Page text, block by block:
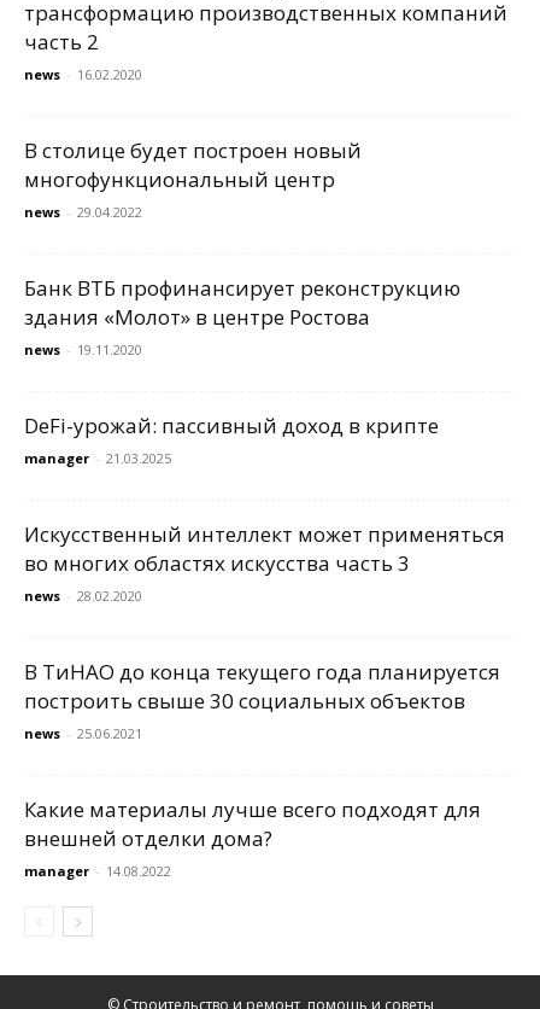
трансформацию производственных компаний
часть 2
news - 16.02.2020
В столице будет построен новый
многофункциональный центр
news - 29.04.2022
Банк ВТБ профинансирует реконструкцию
здания «Молот» в центре Ростова
news - 19.11.2020
DeFi-урожай: пассивный доход в крипте
manager - 21.03.2025
Искусственный интеллект может применяться
во многих областях искусства часть 3
news - 28.02.2020
В ТиНАО до конца текущего года планируется
построить свыше 30 социальных объектов
news - 25.06.2021
Какие материалы лучше всего подходят для
внешней отделки дома?
manager - 14.08.2022
© Строительство и ремонт, помощь и советы